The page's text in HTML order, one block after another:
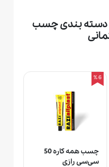
دسته بندی چسب
چسب همه کاره 50
سی‌سی رازی
6 %